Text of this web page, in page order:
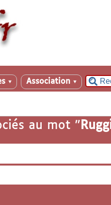
▼ Association ▼
au mot "